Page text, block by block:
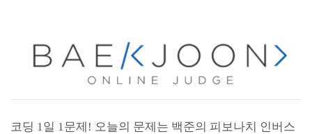
코딩 1일 1문제! 오늘의 문제는 백준의 피보나치 인버스